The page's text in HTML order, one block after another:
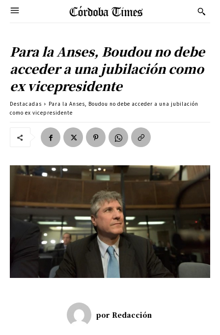
Para la Anses, Boudou no debe
acceder a una jubilación como
ex vicepresidente
Destacadas
Para la Anses, Boudou no debe acceder a una jubilación
como ex vicepresidente
por Redacción